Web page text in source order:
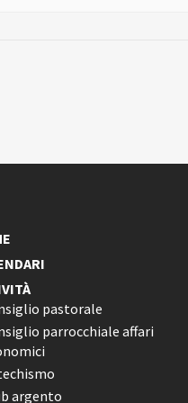
pastorale
parrocchiale affari
argento